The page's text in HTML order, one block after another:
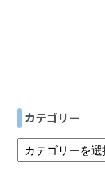
カテゴリー